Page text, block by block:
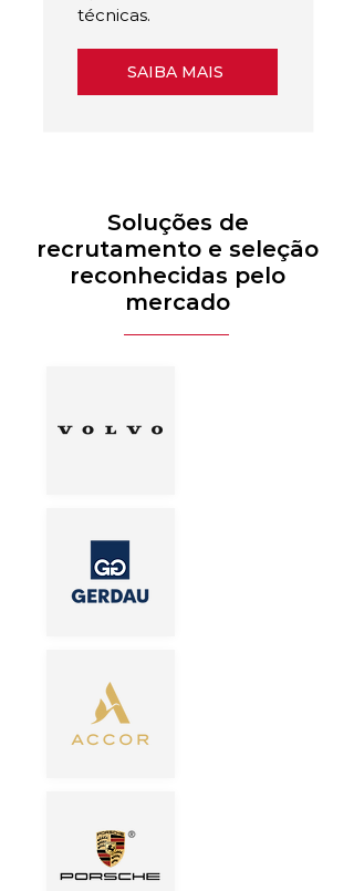
técnicas.
SAIBA MAIS
Soluções de
recrutamento e seleção
reconhecidas pelo
mercado